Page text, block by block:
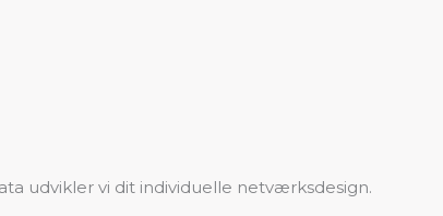
udvikler vi dit individuelle netværksdesign.